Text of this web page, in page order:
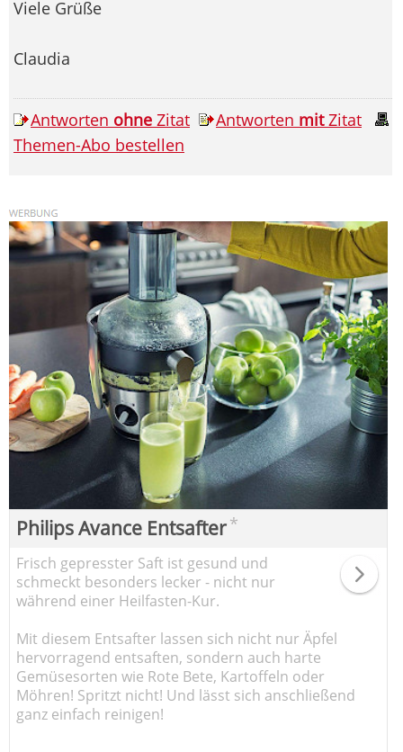
Viele Grüße
Claudia
Antworten ohne Zitat Antworten mitZitat
Themen-Abo bestellen
Philips Avance Entsafter*
Frisch gepresster Saft ist gesund und
schmeckt besonders lecker - nicht nur
während einer Heilfasten-Kur.
Mit diesem Entsafter lassen sich nicht nur Äpfel
hervorragend entsaften, sondern auch harte
Gemüsesorten wie Rote Bete, Kartoffeln oder
Möhren! Spritzt nicht! Und lässt sich anschließend
ganz einfach reinigen!